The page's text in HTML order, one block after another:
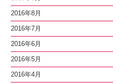
2016年8月
2016年7月
2016年6月
2016年5月
2016年4月